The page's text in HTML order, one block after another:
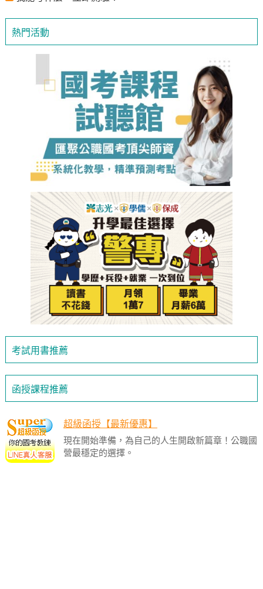
熱門活動
考試用書推薦
函授課程推薦
超級函授【最新優惠】
現在開始準備，為自己的人生開啟新篇章！公職國
營最穩定的選擇。